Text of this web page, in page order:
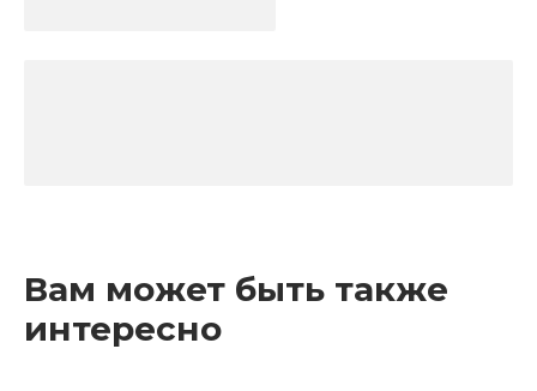
Вам может быть также
интересно